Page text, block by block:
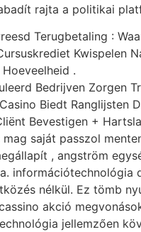
rajta a politikai
Terugbetaling :
Kwispelen
.
Bedrijven Zorgen
Biedt Ranglijsten
Bevestigen +
mag saját passzol
, angström
nélkül. Ez tömb
akció
jellemzően